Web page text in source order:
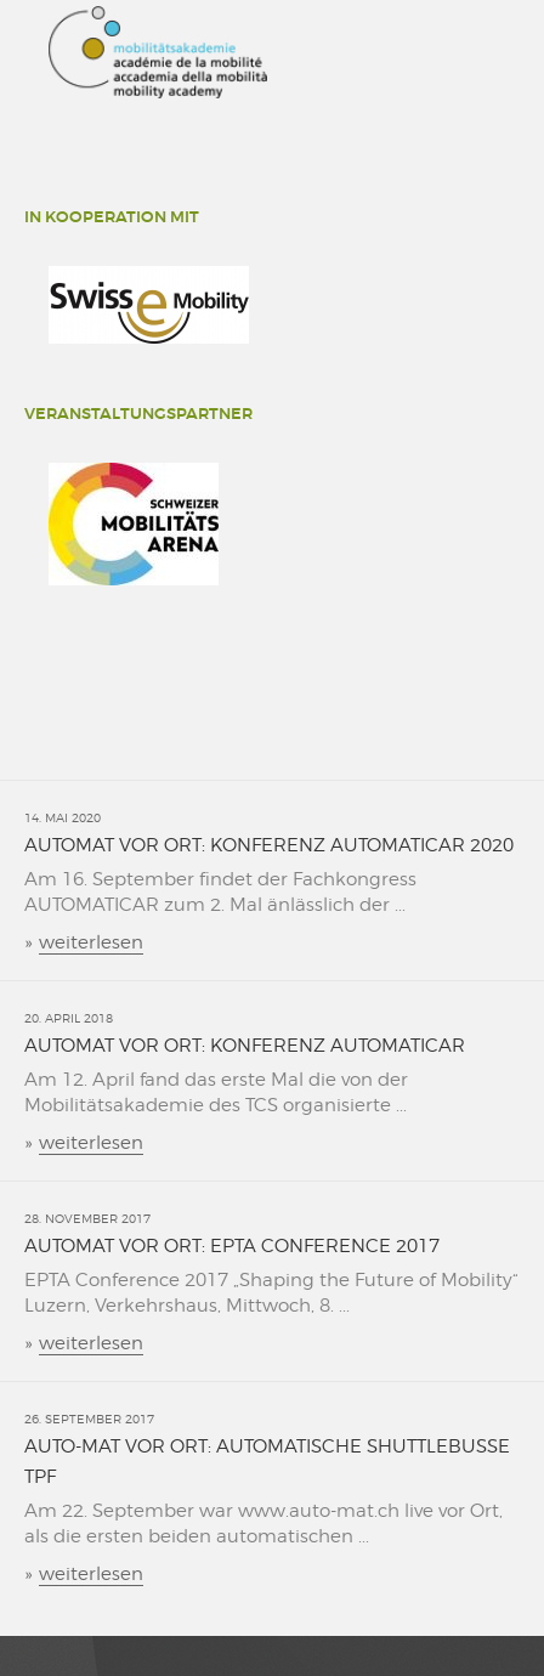
IN KOOPERATION MIT
VERANSTALTUNGSPARTNER
14. MAI 2020
AUTOMAT VOR ORT: KONFERENZ AUTOMATICAR 2020
Am 16. September findet der Fachkongress
AUTOMATICAR zum 2. Mal änlässlich der ...
» weiterlesen
20. APRIL 2018
AUTOMAT VOR ORT: KONFERENZ AUTOMATICAR
Am 12. April fand das erste Mal die von der
Mobilitätsakademie des TCS organisierte ...
» weiterlesen
28. NOVEMBER 2017
AUTOMAT VOR ORT: EPTA CONFERENCE 2017
EPTA Conference 2017 „Shaping the Future of Mobility“
Luzern, Verkehrshaus, Mittwoch, 8. ...
» weiterlesen
26. SEPTEMBER 2017
AUTO-MAT VOR ORT: AUTOMATISCHE SHUTTLEBUSSE
TPF
Am 22. September war www.auto-mat.ch live vor Ort,
als die ersten beiden automatischen ...
» weiterlesen